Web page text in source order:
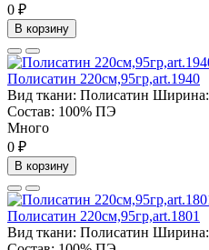
0 ₽
В корзину
Полисатин 220см,95гр,art.1940
Вид ткани: Полисатин Ширина:
Состав: 100% ПЭ
Много
0 ₽
В корзину
Полисатин 220см,95гр,art.1801
Вид ткани: Полисатин Ширина: